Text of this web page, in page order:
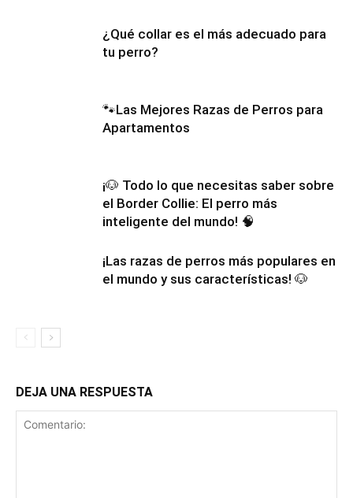
¿Qué collar es el más adecuado para
tu perro?
🐾Las Mejores Razas de Perros para
Apartamentos
¡🐶 Todo lo que necesitas saber sobre
el Border Collie: El perro más
inteligente del mundo! 🧠
¡Las razas de perros más populares en
el mundo y sus características! 🐶
DEJA UNA RESPUESTA